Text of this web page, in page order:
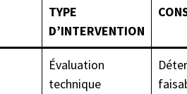
TYPE
D’INTERVENTION
Évaluation
technique